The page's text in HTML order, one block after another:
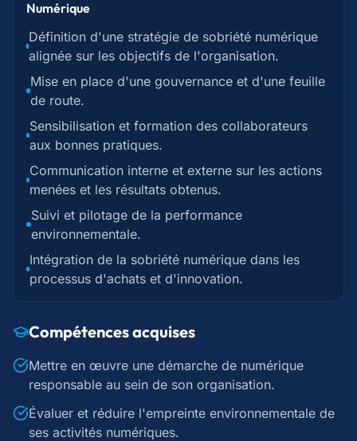
Numérique
Définition d'une stratégie de sobriété numérique
alignée sur les objectifs de l'organisation.
Mise en place d'une gouvernance et d'une feuille
de route.
Sensibilisation et formation des collaborateurs
aux bonnes pratiques.
Communication interne et externe sur les actions
menées et les résultats obtenus.
Suivi et pilotage de la performance
environnementale.
Intégration de la sobriété numérique dans les
processus d'achats et d'innovation.
Compétences acquises
Mettre en œuvre une démarche de numérique
responsable au sein de son organisation.
Évaluer et réduire l'empreinte environnementale de
ses activités numériques.